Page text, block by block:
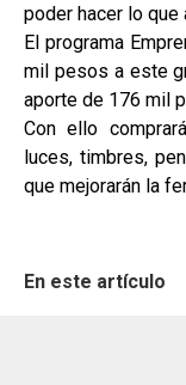
poder hacer lo que
El programa
mil pesos a este
aporte de 176 mil
Con ello
luces, timbres,
que mejorarán la
En este artículo